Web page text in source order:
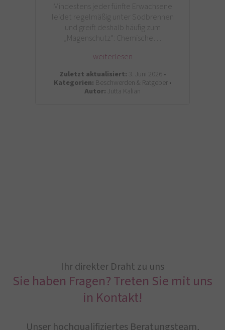
Mindestens jeder fünfte Erwachsene
leidet regelmäßig unter Sodbrennen
und greift deshalb häufig zum
„Magenschutz“: Chemische…
weiterlesen
Zuletzt aktualisiert: 3. Juni 2026 •
Kategorien: Beschwerden & Ratgeber •
Autor: Jutta Kalian
Ihr direkter Draht zu uns
Sie haben Fragen? Treten Sie mit uns
in Kontakt!